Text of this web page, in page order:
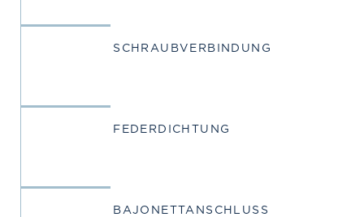
SCHRAUB­VERBINDUNG
FEDERDICHTUNG
BAJONETT­ANSCHLUSS